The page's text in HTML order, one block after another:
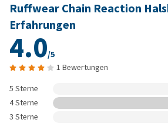
Ruffwear Chain Reaction
Erfahrungen
4.0/5
1 Bewertungen
5 Sterne
4 Sterne
3 Sterne